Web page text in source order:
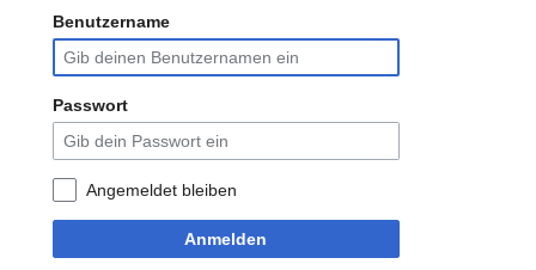
Benutzername
Passwort
Angemeldet bleiben
Anmelden